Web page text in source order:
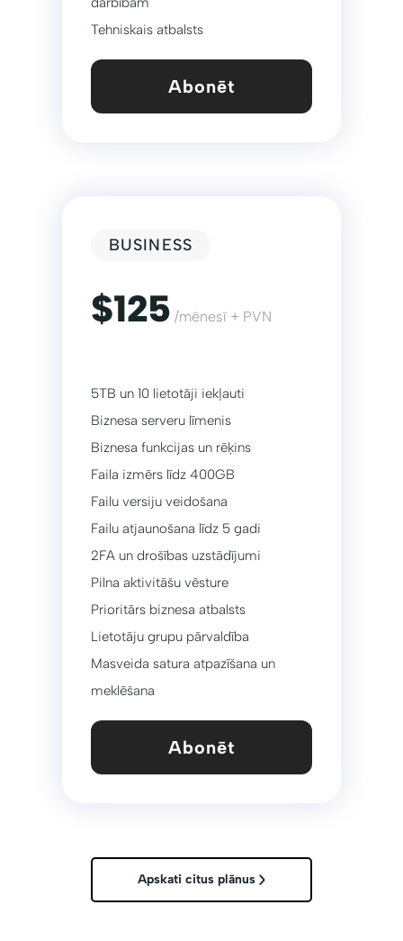
Tehniskais atbalsts
Abonēt
BUSINESS
$125 /mēnesī + PVN
5TB un 10 lietotāji iekļauti
Biznesa serveru līmenis
Biznesa funkcijas un rēķins
Faila izmērs līdz 400GB
Failu versiju veidošana
Failu atjaunošana līdz 5 gadi
2FA un drošības uzstādījumi
Pilna aktivitāšu vēsture
Prioritārs biznesa atbalsts
Lietotāju grupu pārvaldība
Masveida satura atpazīšana un
meklēšana
Abonēt
Apskati citus plānus